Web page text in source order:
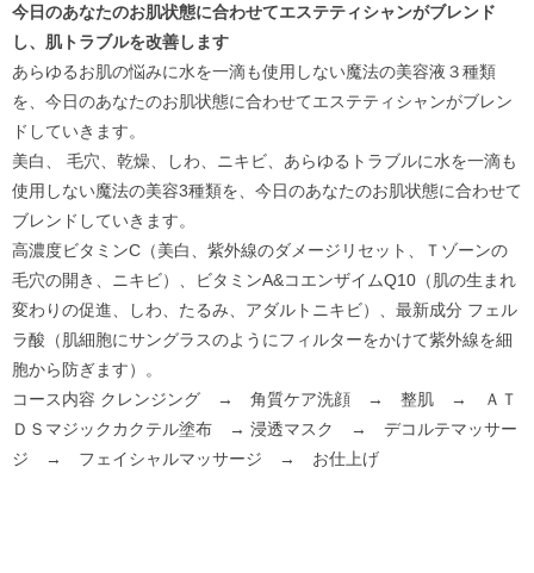
今日のあなたのお肌状態に合わせてエステティシャンがブレンド
し、肌トラブルを改善します
あらゆるお肌の悩みに水を一滴も使用しない魔法の美容液３種類
を、今日のあなたのお肌状態に合わせてエステティシャンがブレン
ドしていきます。
美白、 毛穴、乾燥、しわ、ニキビ、あらゆるトラブルに水を一滴も
使用しない魔法の美容3種類を、今日のあなたのお肌状態に合わせて
ブレンドしていきます。
高濃度ビタミンC（美白、紫外線のダメージリセット、Ｔゾーンの
毛穴の開き、ニキビ）、ビタミンA&コエンザイムQ10（肌の生まれ
変わりの促進、しわ、たるみ、アダルトニキビ）、最新成分 フェル
ラ酸（肌細胞にサングラスのようにフィルターをかけて紫外線を細
胞から防ぎます）。
コース内容 クレンジング → 角質ケア洗顔 → 整肌 → ＡＴ
ＤＳマジックカクテル塗布 → 浸透マスク → デコルテマッサー
ジ → フェイシャルマッサージ → お仕上げ